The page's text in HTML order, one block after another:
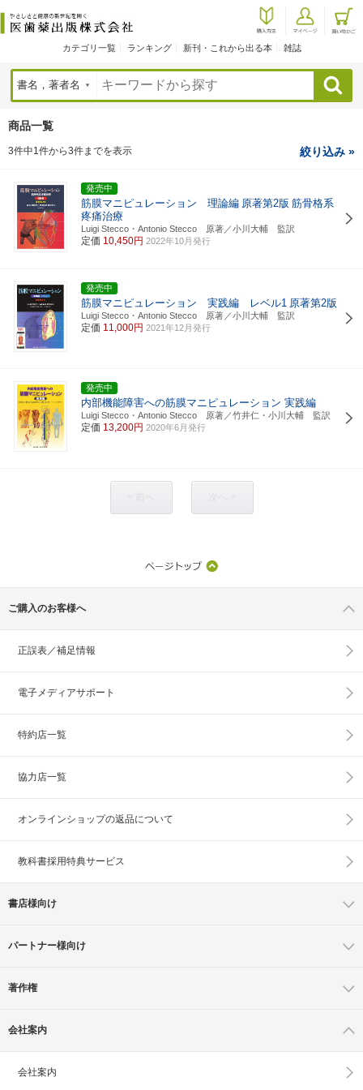
カテゴリ一覧 ランキング 新刊・これから出る本 雑誌
検索
商品一覧
3件中1件から3件までを表示 絞り込み »
発売中
筋膜マニピュレーション 理論編 原著第2版 筋骨格系
疼痛治療
Luigi Stecco・Antonio Stecco 原著／小川大輔 監訳
定価 10,450円 2022年10月発行
発売中
筋膜マニピュレーション 実践編 レベル1 原著第2版
Luigi Stecco・Antonio Stecco 原著／小川大輔 監訳
定価 11,000円 2021年12月発行
発売中
内部機能障害への筋膜マニピュレーション 実践編
Luigi Stecco・Antonio Stecco 原著／竹井仁・小川大輔 監訳
定価 13,200円 2020年6月発行
ご購入のお客様へ
正誤表／補足情報
電子メディアサポート
特約店一覧
協力店一覧
オンラインショップの返品について
教科書採用特典サービス
書店様向け
パートナー様向け
著作権
会社案内
会社案内